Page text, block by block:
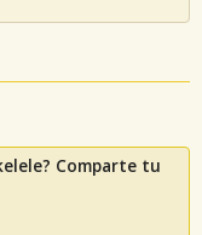
Comparte tu